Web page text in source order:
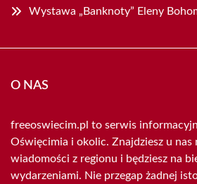
Wystawa „Banknoty” Eleny
O NAS
freeoswiecim.pl to serwis
Oświęcimia i okolic. Znajdziesz u nas
wiadomości z regionu i będziesz na
wydarzeniami. Nie przegap żadnej